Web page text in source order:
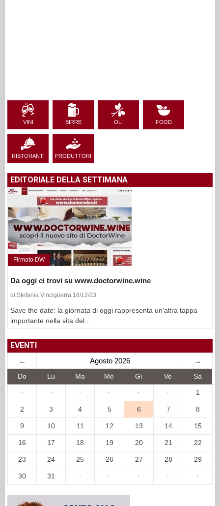
VINI BIRRE OLI FOOD
RISTORANTI PRODUTTORI
EDITORIALE DELLA SETTIMANA
Firmato DW
Da oggi ci trovi su www.doctorwine.wine
di Stefania Vinciguerra 18/12/23
Save the date: la giornata di oggi rappresenta un’altra tappa
importante nella vita del...
EVENTI
← Agosto 2026 →
Do Lu Ma Me Gi Ve Sa
· · · · · · 1
2 3 4 5 6 7 8
9 10 11 12 13 14 15
16 17 18 19 20 21 22
23 24 25 26 27 28 29
30 31 · · · · ·